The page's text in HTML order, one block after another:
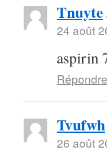
Tnuyte
24 août
aspirin
Répondre
Tvufwh
26 août